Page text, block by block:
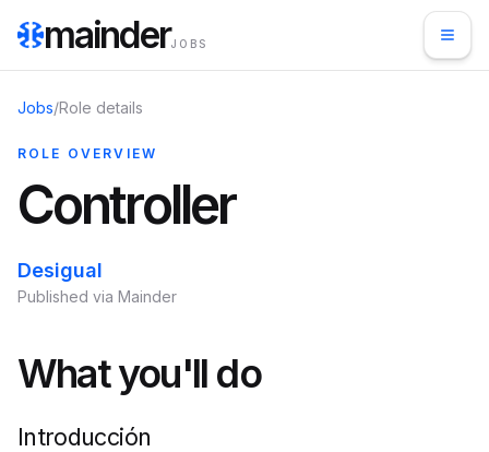
mainderJOBS
Jobs/Role details
ROLE OVERVIEW
Controller
Desigual
Published via Mainder
What you'll do
Introducción